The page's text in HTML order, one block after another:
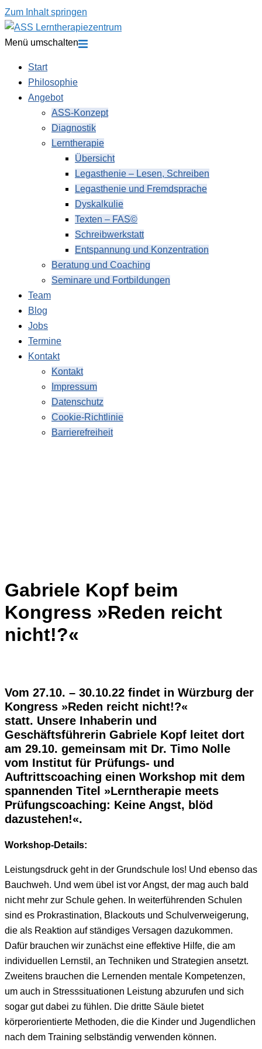
Zum Inhalt springen
Menü umschalten
Start
Philosophie
Angebot
ASS-Konzept
Diagnostik
Lerntherapie
Übersicht
Legasthenie – Lesen, Schreiben
Legasthenie und Fremdsprache
Dyskalkulie
Texten – FAS©
Schreibwerkstatt
Entspannung und Konzentration
Beratung und Coaching
Seminare und Fortbildungen
Team
Blog
Jobs
Termine
Kontakt
Kontakt
Impressum
Datenschutz
Cookie-Richtlinie
Barrierefreiheit
Gabriele Kopf beim
Kongress »Reden reicht
nicht!?«
Vom 27.10. – 30.10.22 findet in Würzburg der
Kongress »Reden reicht nicht!?«
statt. Unsere Inhaberin und
Geschäftsführerin Gabriele Kopf leitet dort
am 29.10. gemeinsam mit Dr. Timo Nolle
vom Institut für Prüfungs- und
Auftrittscoaching einen Workshop mit dem
spannenden Titel »Lerntherapie meets
Prüfungscoaching: Keine Angst, blöd
dazustehen!«.
Workshop-Details:
Leistungsdruck geht in der Grundschule los! Und ebenso das
Bauchweh. Und wem übel ist vor Angst, der mag auch bald
nicht mehr zur Schule gehen. In weiterführenden Schulen
sind es Prokrastination, Blackouts und Schulverweigerung,
die als Reaktion auf ständiges Versagen dazukommen.
Dafür brauchen wir zunächst eine effektive Hilfe, die am
individuellen Lernstil, an Techniken und Strategien ansetzt.
Zweitens brauchen die Lernenden mentale Kompetenzen,
um auch in Stresssituationen Leistung abzurufen und sich
sogar gut dabei zu fühlen. Die dritte Säule bietet
körperorientierte Methoden, die die Kinder und Jugendlichen
nach dem Training selbständig verwenden können.